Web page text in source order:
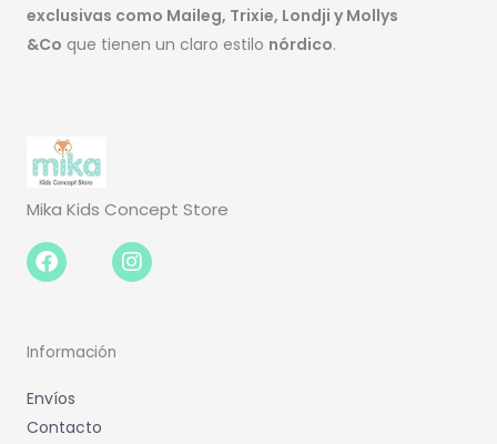
exclusivas como Maileg, Trixie, Londji y Mollys
&Co que tienen un claro estilo nórdico.
Mika Kids Concept Store
Facebook-
f
Instagram
Información
Envíos
Contacto